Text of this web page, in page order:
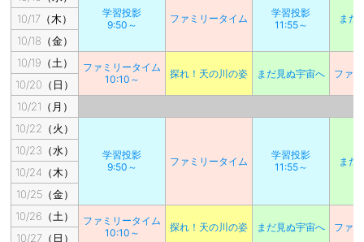
学習投影
9:50～
ファミリータイム
学習投影
11:55～
まだ
10/17（木）
10/18（金）
10/19（土）
ファミリータイム
10:10～
探れ！天の川の姿 まだ見ぬ宇宙へ ファ
10/20（日）
10/21（月）
10/22（火）
学習投影
9:50～
ファミリータイム
学習投影
11:55～
まだ
10/23（水）
10/24（木）
10/25（金）
10/26（土）
ファミリータイム
10:10～
探れ！天の川の姿 まだ見ぬ宇宙へ ファ
10/27（日）